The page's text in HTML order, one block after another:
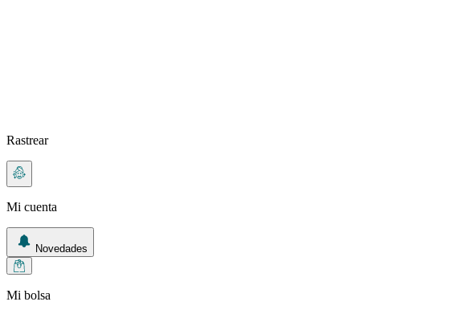
Rastrear
Mi cuenta
Novedades
Mi bolsa